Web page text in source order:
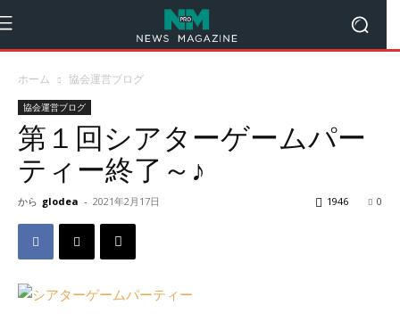
ホーム 協会運営ブログ
協会運営ブログ
第１回シアターゲームパー
ティー終了～♪
から glodea - 2021年2月17日 0
1946